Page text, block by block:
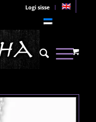
Logi sisse